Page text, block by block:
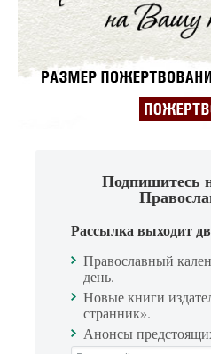
Подпишитесь
Рассылка выходит
Православный
день.
Новые книги
странник».
Анонсы